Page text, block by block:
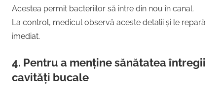
Acestea permit bacteriilor să intre din nou în canal.
La control, medicul observă aceste detalii și le repară
imediat.
4. Pentru a menține sănătatea întregii
cavități bucale